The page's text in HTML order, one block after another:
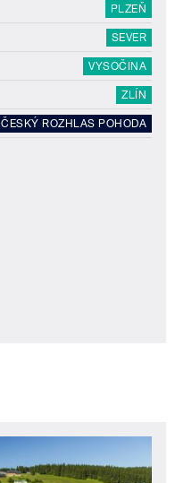
PLZEŇ
SEVER
VYSOČINA
ZLÍN
ČESKÝ ROZHLAS POHODA